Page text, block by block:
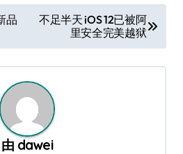
品
不足半天 iOS 12已被阿
里安全完美越狱
由 dawei